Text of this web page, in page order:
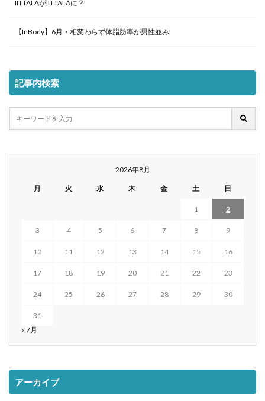
IITTALAがIITTALAに？
【InBody】6月・相変わらず体脂肪率が男性並み
記事内検索
2026年8月
月 火 水 木 金 土 日
1 2
3 4 5 6 7 8 9
10 11 12 13 14 15 16
17 18 19 20 21 22 23
24 25 26 27 28 29 30
31
« 7月
アーカイブ